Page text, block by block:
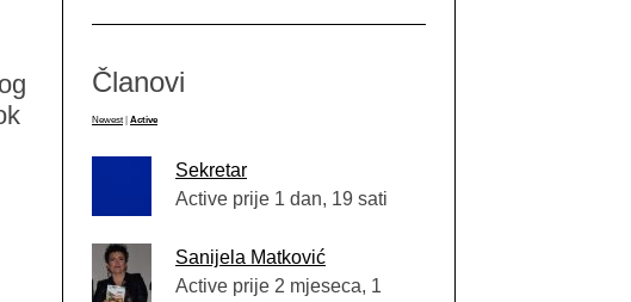
Članovi
Newest Active
Sekretar
Active prije 1 dan, 19 sati
Sanijela Matković
Active prije 2 mjeseca, 1